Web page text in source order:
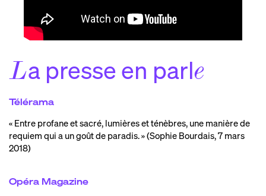
La presse en parle
Télérama
« Entre profane et sacré, lumières et ténèbres, une manière de
requiem qui a un goût de paradis. » (Sophie Bourdais, 7 mars
2018)
Opéra Magazine